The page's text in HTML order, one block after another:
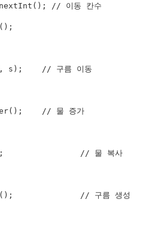
nextInt ( ) ; // 이동 칸수
( ) ;
, s ) ; // 구름 이동
( ) ; // 물 증가
; // 물 복사
( ) ; // 구름 생성